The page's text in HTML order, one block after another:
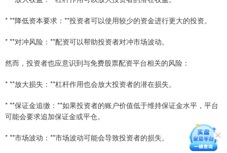
* **降低资本要求：**投资者可以使用较少的资金进行更大的投资。
* **对冲风险：**配资可以帮助投资者对冲市场波动。
然而，投资者也应意识到与免费股票配资平台相关的风险：
* **放大损失：**杠杆作用也会放大投资者的潜在损失。
* **保证金追缴：**如果投资者的账户价值低于维持保证金水平，平台
可能会要求追加保证金或平仓。
* **市场波动：**市场波动可能会导致投资者的损失。